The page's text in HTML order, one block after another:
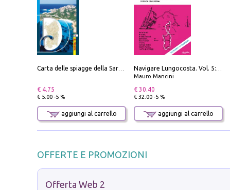
€ 4.75
€ 5.00 -5 %
aggiungi al carrello
Mauro Mancini
€ 30.40
€ 32.00 -5 %
aggiungi al carrello
OFFERTE E PROMOZIONI
Offerta Web 2